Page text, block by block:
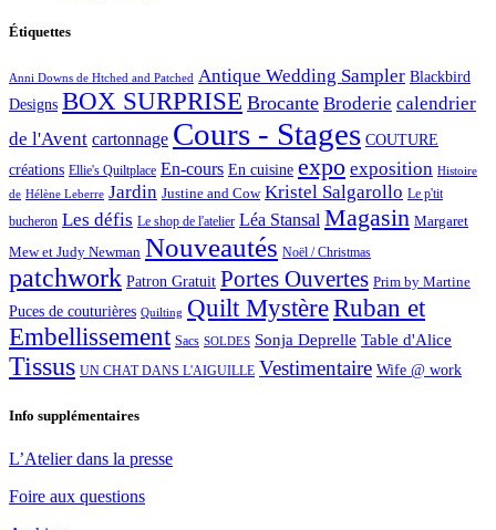
Étiquettes
Anni Downs de Htched and Patched Antique Wedding Sampler Blackbird
Designs BOX SURPRISE Brocante Broderie calendrier
de l'Avent cartonnage Cours - Stages COUTURE
créations Ellie's Quiltplace En-cours En cuisine expo exposition Histoire
de Hélène Leberre Jardin Justine and Cow Kristel Salgarollo Le p'tit
bucheron Les défis Le shop de l'atelier Léa Stansal Magasin Margaret
Mew et Judy Newman Nouveautés Noël / Christmas
patchwork Patron Gratuit Portes Ouvertes Prim by Martine
Puces de couturières Quilting Quilt MystèreRuban et
Embellissement Sacs SOLDES Sonja Deprelle Table d'Alice
Tissus UN CHAT DANS L'AIGUILLE Vestimentaire Wife @ work
Info supplémentaires
L’Atelier dans la presse
Foire aux questions